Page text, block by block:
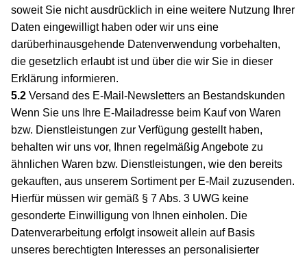
soweit Sie nicht ausdrücklich in eine weitere Nutzung Ihrer
Daten eingewilligt haben oder wir uns eine
darüberhinausgehende Datenverwendung vorbehalten,
die gesetzlich erlaubt ist und über die wir Sie in dieser
Erklärung informieren.
5.2 Versand des E-Mail-Newsletters an Bestandskunden
Wenn Sie uns Ihre E-Mailadresse beim Kauf von Waren
bzw. Dienstleistungen zur Verfügung gestellt haben,
behalten wir uns vor, Ihnen regelmäßig Angebote zu
ähnlichen Waren bzw. Dienstleistungen, wie den bereits
gekauften, aus unserem Sortiment per E-Mail zuzusenden.
Hierfür müssen wir gemäß § 7 Abs. 3 UWG keine
gesonderte Einwilligung von Ihnen einholen. Die
Datenverarbeitung erfolgt insoweit allein auf Basis
unseres berechtigten Interesses an personalisierter